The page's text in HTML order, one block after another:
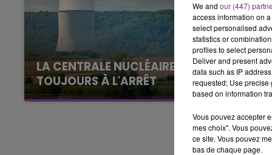
LA CENTRALE NUCLÉAIRE DE CHOOZ
TOUJOURS À L'ARRÊT
Cela fait déjà une semaine que la centrale
nucléaire ardennaise est à l'arrêt. Une situation
justifiée par la sécheresse intense qui est
We and our (447)
access information on
select personalised
statistics or
profiles to select
Deliver and present
data such as IP
requested; Use precise
based on information
Vous pouvez accepter
mes choix". Vous
ce site. Vous pouvez
bas de chaque page.